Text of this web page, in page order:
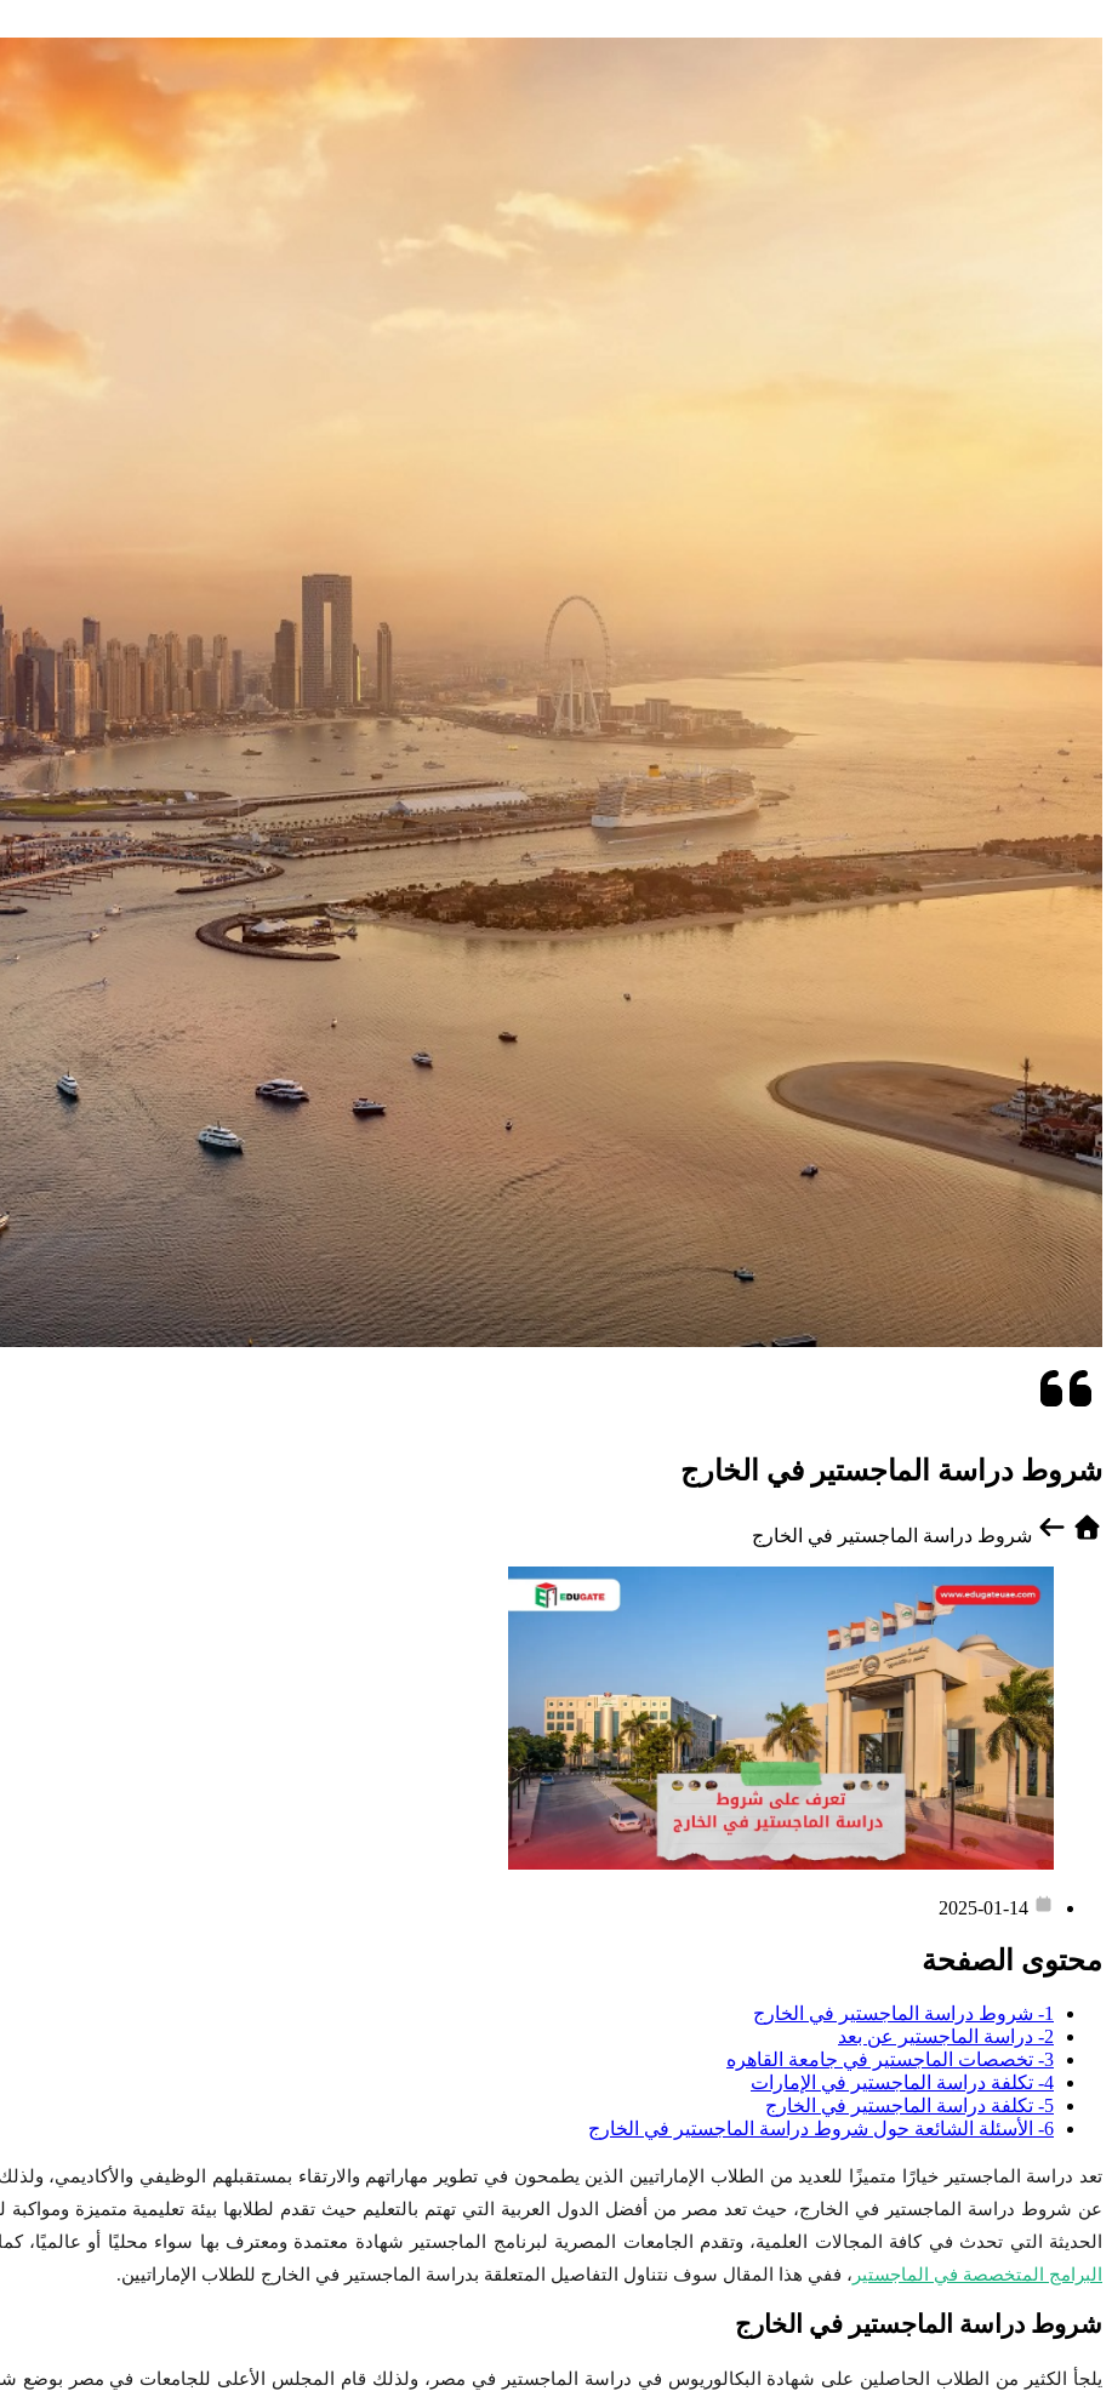
شروط دراسة الماجستير في الخارج
شروط دراسة الماجستير في الخارج
2025-01-14
محتوى الصفحة
1- شروط دراسة الماجستير في الخارج
2- دراسة الماجستير عن بعد
3- تخصصات الماجستير في جامعة القاهره
4- تكلفة دراسة الماجستير في الإمارات
5- تكلفة دراسة الماجستير في الخارج
6- الأسئلة الشائعة حول شروط دراسة الماجستير في الخارج
تعد دراسة الماجستير خيارًا متميزًا للعديد من الطلاب الإماراتيين الذين يطمحون في تطوير مهاراتهم والارتقاء بمستقبلهم الوظيفي والأكاديمي،
عن شروط دراسة الماجستير في الخارج، حيث تعد مصر من أفضل الدول العربية التي تهتم بالتعليم حيث تقدم لطلابها بيئة تعليمية متميزة ومواكبة
الحديثة التي تحدث في كافة المجالات العلمية، وتقدم الجامعات المصرية لبرنامج الماجستير شهادة معتمدة ومعترف بها سواء محليًا أو عالميًا،
البرامج المتخصصة في الماجستير ، ففي هذا المقال سوف نتناول التفاصيل المتعلقة بدراسة الماجستير في الخارج للطلاب الإماراتيين.
شروط دراسة الماجستير في الخارج
يلجأ الكثير من الطلاب الحاصلين على شهادة البكالوريوس في دراسة الماجستير في مصر، ولذلك قام المجلس الأعلى للجامعات في مصر بوضع